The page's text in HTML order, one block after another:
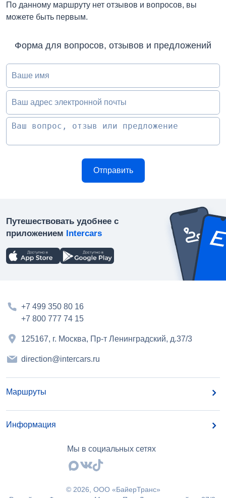
По данному маршруту нет отзывов и вопросов, вы
можете быть первым.
Форма для вопросов, отзывов и предложений
Ваше имя
Ваш адрес электронной почты
Путешествовать удобнее с
приложением Intercars
+7 499 350 80 16
+7 800 777 74 15
125167, г. Москва, Пр-т Ленинградский, д.37/3
direction@intercars.ru
Маршруты
Информация
Мы в социальных сетях
© 2026 , OOO «БайерТранс»